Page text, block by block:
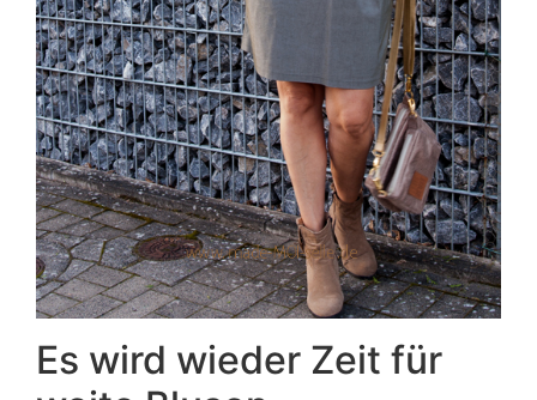
Es wird wieder Zeit für